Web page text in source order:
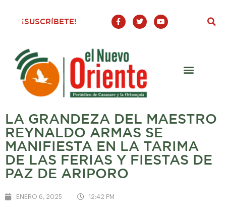
¡SUSCRÍBETE!
F
a
c
o
o
-
T
w
i
Y
o
u
LA GRANDEZA DEL MAESTRO
REYNALDO ARMAS SE
MANIFIESTA EN LA TARIMA
DE LAS FERIAS Y FIESTAS DE
PAZ DE ARIPORO
ENERO 6, 2025 12:42 PM